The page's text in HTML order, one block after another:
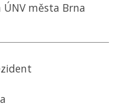
ÚNVměsta Brna